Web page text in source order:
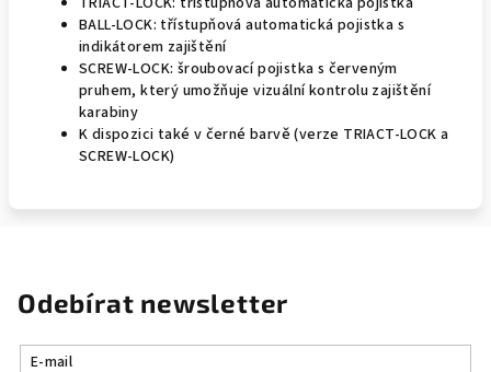
BALL-LOCK: třístupňová automatická pojistka s
indikátorem zajištění
SCREW-LOCK: šroubovací pojistka s červeným
pruhem, který umožňuje vizuální kontrolu zajištění
karabiny
K dispozici také v černé barvě (verze TRIACT-LOCK a
SCREW-LOCK)
Odebírat newsletter
E-mail